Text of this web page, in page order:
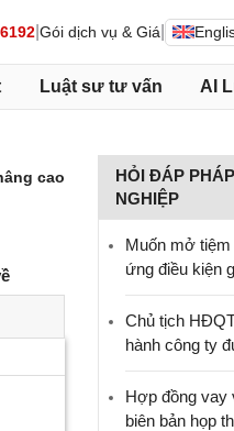
Gói dịch vụ & Giá
Luật sư tư vấn AI
cao
HỎI ĐÁP
NGHIỆP
Muốn mở
ứng điều kiện
Chủ tịch
hành công ty
Hợp đồng vay
biên bản họp